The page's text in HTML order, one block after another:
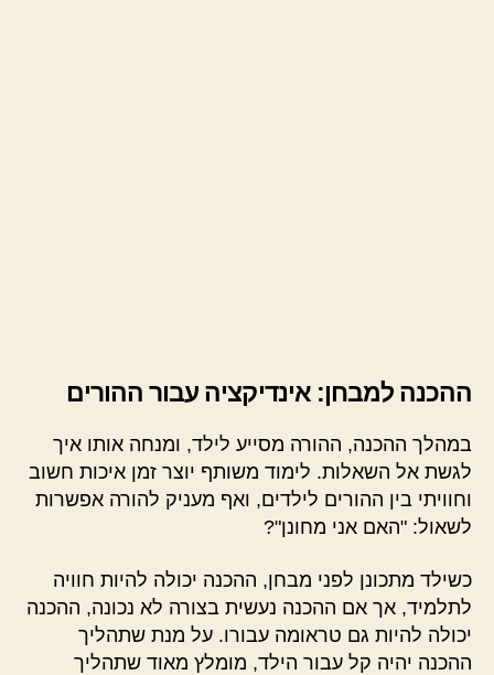
ההכנה למבחן: אינדיקציה עבור ההורים
במהלך ההכנה, ההורה מסייע לילד, ומנחה אותו איך
לגשת אל השאלות. לימוד משותף יוצר זמן איכות חשוב
וחוויתי בין ההורים לילדים, ואף מעניק להורה אפשרות
לשאול: "האם אני מחונן"?
כשילד מתכונן לפני מבחן, ההכנה יכולה להיות חוויה
לתלמיד, אך אם ההכנה נעשית בצורה לא נכונה, ההכנה
יכולה להיות גם טראומה עבורו. על מנת שתהליך
ההכנה יהיה קל עבור הילד, מומלץ מאוד שתהליך